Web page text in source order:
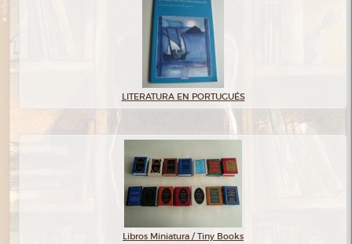
LITERATURA EN PORTUGUÉS
Libros Miniatura / Tiny Books